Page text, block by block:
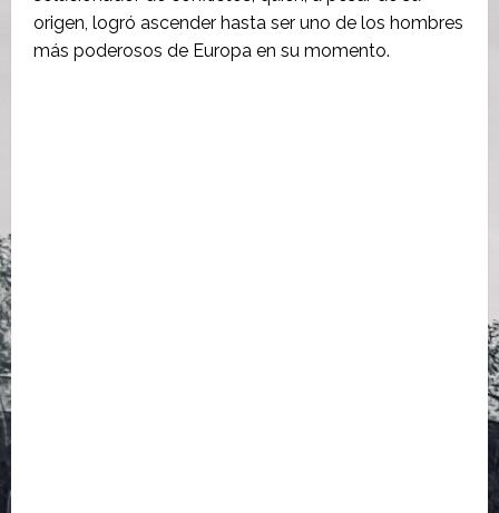
origen, logró ascender hasta ser uno de los hombres
más poderosos de Europa en su momento.